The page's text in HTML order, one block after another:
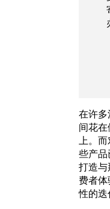
在许
间花
上。
些产
打造
费者
性的迭